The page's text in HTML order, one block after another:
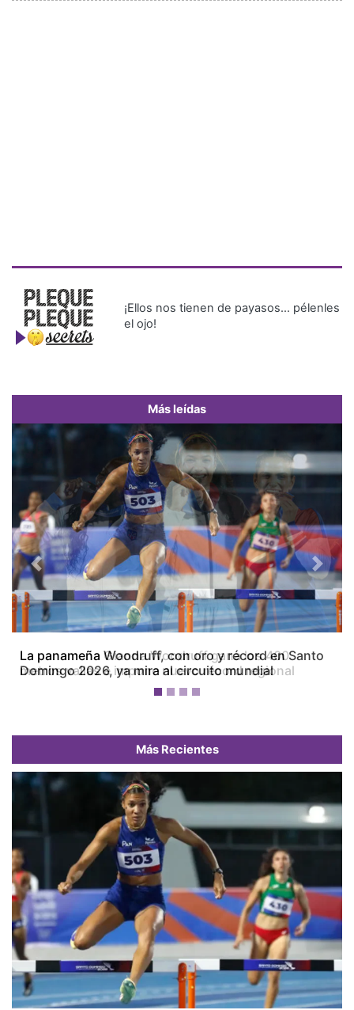
¡Ellos nos tienen de payasos… pélenles
el ojo!
Más leídas
La panameña Woodruff, con oro y récord en Santo
Domingo 2026, ya mira al circuito mundial
Previous Next
Más Recientes